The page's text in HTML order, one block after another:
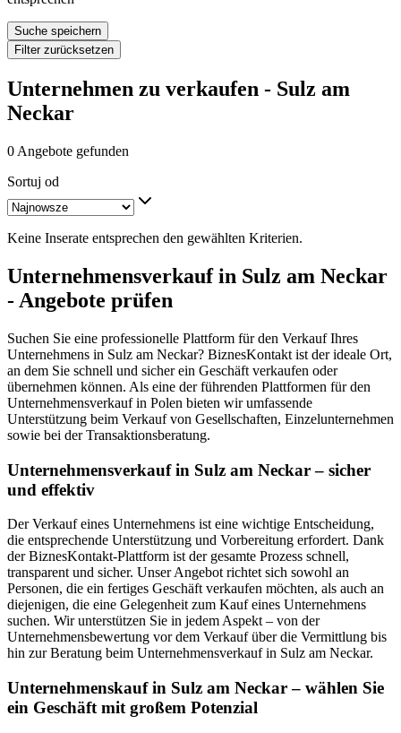
Suche speichern
Filter zurücksetzen
Unternehmen zu verkaufen - Sulz am
Neckar
0 Angebote gefunden
Sortuj od
Keine Inserate entsprechen den gewählten Kriterien.
Unternehmensverkauf in Sulz am Neckar
- Angebote prüfen
Suchen Sie eine professionelle Plattform für den Verkauf Ihres
Unternehmens in Sulz am Neckar? BiznesKontakt ist der ideale Ort,
an dem Sie schnell und sicher ein Geschäft verkaufen oder
übernehmen können. Als eine der führenden Plattformen für den
Unternehmensverkauf in Polen bieten wir umfassende
Unterstützung beim Verkauf von Gesellschaften, Einzelunternehmen
sowie bei der Transaktionsberatung.
Unternehmensverkauf in Sulz am Neckar – sicher
und effektiv
Der Verkauf eines Unternehmens ist eine wichtige Entscheidung,
die entsprechende Unterstützung und Vorbereitung erfordert. Dank
der BiznesKontakt-Plattform ist der gesamte Prozess schnell,
transparent und sicher. Unser Angebot richtet sich sowohl an
Personen, die ein fertiges Geschäft verkaufen möchten, als auch an
diejenigen, die eine Gelegenheit zum Kauf eines Unternehmens
suchen. Wir unterstützen Sie in jedem Aspekt – von der
Unternehmensbewertung vor dem Verkauf über die Vermittlung bis
hin zur Beratung beim Unternehmensverkauf in Sulz am Neckar.
Unternehmenskauf in Sulz am Neckar – wählen Sie
ein Geschäft mit großem Potenzial